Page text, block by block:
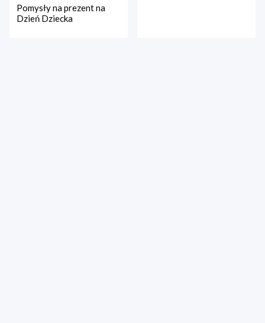
Pomysły na prezent na
Dzień Dziecka